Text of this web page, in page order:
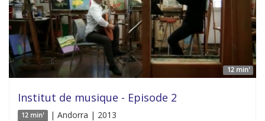
12 min'
Institut de musique - Episode 2
12 min' | Andorra | 2013